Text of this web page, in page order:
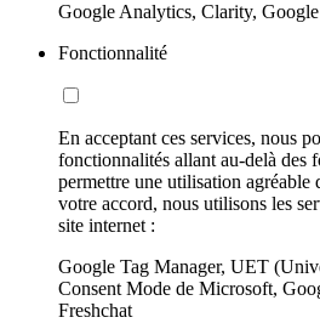
Google Analytics, Clarity,
Fonctionnalité
En acceptant ces services, nous
fonctionnalités allant au-delà des
permettre une utilisation agréable
votre accord, nous utilisons les
site internet :
Google Tag Manager, UET
Consent Mode de Microsoft,
Freshchat